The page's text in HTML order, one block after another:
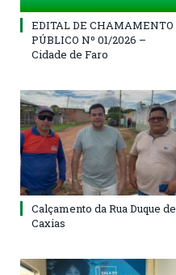
EDITAL DE CHAMAMENTO
PÚBLICO Nº 01/2026 –
Cidade de Faro
Calçamento da Rua Duque de
Caxias